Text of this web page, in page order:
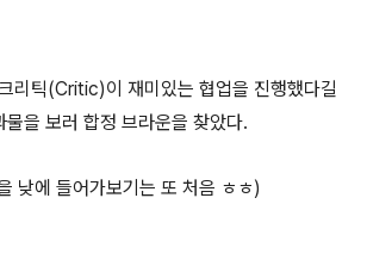
리틱(Critic)이 재미있는 협업을 진행했다길
물을 보러 합정 브라운을 찾았다.
낮에 들어가보기는 또 처음 ㅎㅎ)